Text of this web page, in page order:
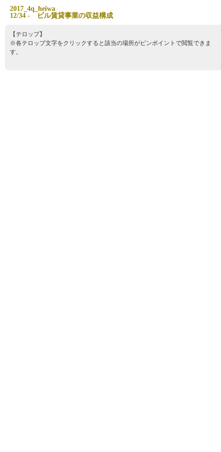
2017 4q heiwa
12/34 - ビル賃貸事業の収益構成
【テロップ】
※各テロップ文字をクリックすると該当の場所がピンポイントで閲覧できま
す。